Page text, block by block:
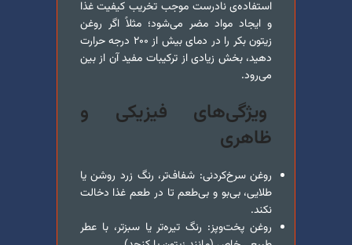
استفاده‌ی نادرست موجب تخریب کیفیت غذا
و ایجاد مواد مضر می‌شود؛ مثلاً اگر روغن
زیتون بکر را در دمای بیش از ۲۰۰ درجه حرارت
دهید، بخش زیادی از ترکیبات مفید آن از بین
می‌رود.
ویژگی‌های فیزیکی و
ظاهری
روغن سرخ‌کردنی: شفاف‌تر، رنگ زرد روشن یا
طلایی، بی‌بو و بی‌طعم تا در طعم غذا دخالت
نکند.
روغن پخت‌و‌پز: رنگ تیره‌تر یا سبزتر، با عطر